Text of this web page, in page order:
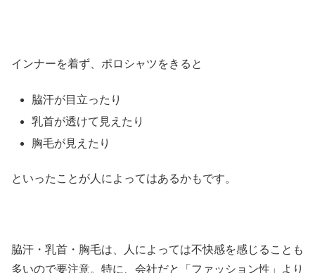
インナーを着ず、ポロシャツをきると
脇汗が目立ったり
乳首が透けて見えたり
胸毛が見えたり
といったことが人によってはあるかもです。
脇汗・乳首・胸毛は、人によっては不快感を感じることも
多いので要注意。特に、会社だと「ファッション性」より